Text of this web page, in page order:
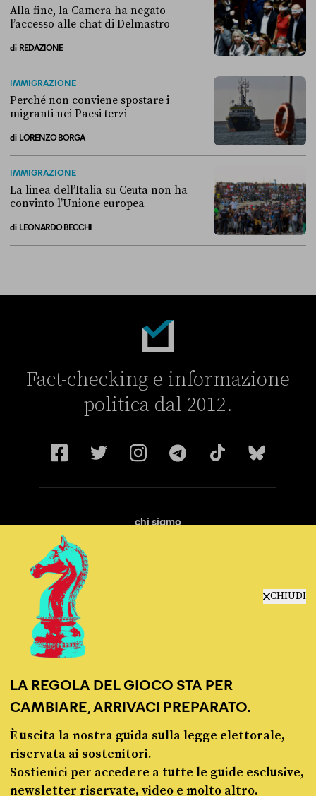
CHIUDI
LA REGOLA DEL GIOCO STA PER
CAMBIARE, ARRIVACI PREPARATO.
È uscita la nostra guida sulla legge elettorale,
riservata ai sostenitori.
Sostienici per accedere a tutte le guide esclusive,
newsletter riservate, video e molto altro.
Alla fine, la Camera ha negato
l’accesso alle chat di Delmastro
di REDAZIONE
IMMIGRAZIONE
Perché non conviene spostare i
migranti nei Paesi terzi
di LORENZO BORGA
IMMIGRAZIONE
La linea dell’Italia su Ceuta non ha
convinto l’Unione europea
di LEONARDO BECCHI
Fact-checking e informazione
politica dal 2012.
chi siamo
© Pagella Politica 2012 - 2026
Pagella Politica è una testata registrata presso il Tribunale di Milano, n. 55 del 8
marzo 2021. ISSN 2974-9387